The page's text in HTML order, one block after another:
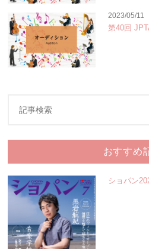
2023/05/11
第40回
おすすめ
ショパン